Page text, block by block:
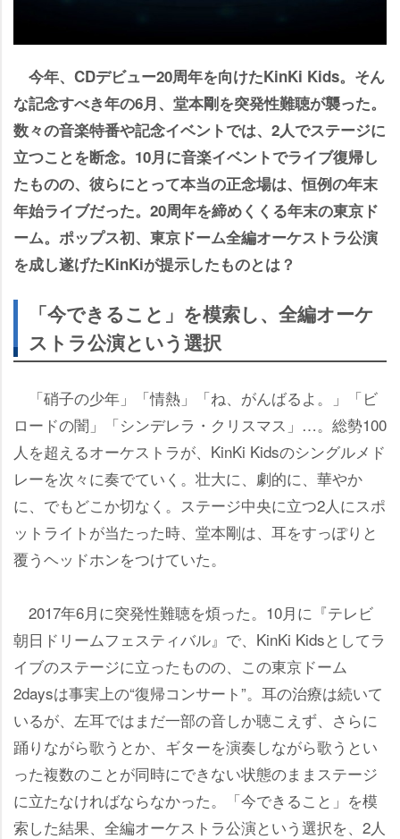
今年、CDデビュー20周年を向けたKinKi Kids。そん
な記念すべき年の6月、堂本剛を突発性難聴が襲った。
数々の音楽特番や記念イベントでは、2人でステージに
立つことを断念。10月に音楽イベントでライブ復帰し
たものの、彼らにとって本当の正念場は、恒例の年末
年始ライブだった。20周年を締めくくる年末の東京ド
ーム。ポップス初、東京ドーム全編オーケストラ公演
を成し遂げたKinKiが提示したものとは？
「今できること」を模索し、全編オーケ
ストラ公演という選択
「硝子の少年」「情熱」「ね、がんばるよ。」「ビ
ロードの闇」「シンデレラ・クリスマス」…。総勢100
人を超えるオーケストラが、KinKi Kidsのシングルメド
レーを次々に奏でていく。壮大に、劇的に、華やか
に、でもどこか切なく。ステージ中央に立つ2人にスポ
ットライトが当たった時、堂本剛は、耳をすっぽりと
覆うヘッドホンをつけていた。
2017年6月に突発性難聴を煩った。10月に『テレビ
朝日ドリームフェスティバル』で、KinKi Kidsとしてラ
イブのステージに立ったものの、この東京ドーム
2daysは事実上の“復帰コンサート”。耳の治療は続いて
いるが、左耳ではまだ一部の音しか聴こえず、さらに
踊りながら歌うとか、ギターを演奏しながら歌うとい
った複数のことが同時にできない状態のままステージ
に立たなければならなかった。「今できること」を模
索した結果、全編オーケストラ公演という選択を、2人